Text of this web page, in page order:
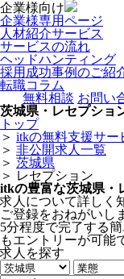
企業様向け
企業様専用ページ
人材紹介サービス
サービスの流れ
ヘッドハンティング
採用成功事例のご紹
転職コラム
無料相談 お問い
茨城県・レセプショ
トップ
＞ itkの無料支援サー
＞ 非公開求人一覧
＞ 茨城県
＞ レセプション
itkの豊富な茨城県・
求人について詳しく
ご登録をおねがいし
5分程度で完了する
もエントリーが可能
求人を探す